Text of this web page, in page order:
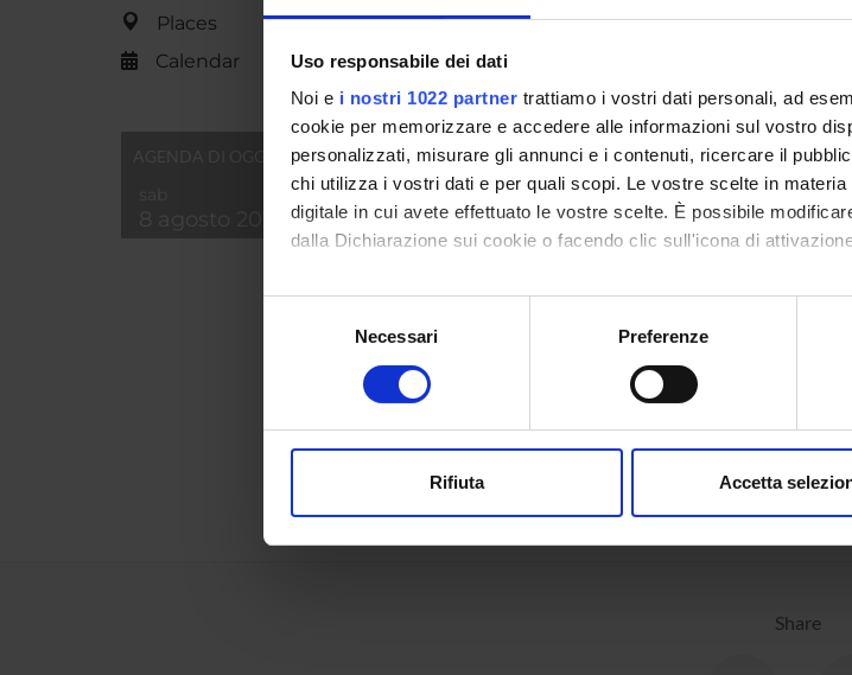
Uso responsabile dei dati
Noi e i nostri 1022 partner trattiamo i vostri dati personali, ad
cookie per memorizzare e accedere alle informazioni sul vostro
personalizzati, misurare gli annunci e i contenuti, ricercare il
chi utilizza i vostri dati e per quali scopi. Le vostre scelte in
digitale in cui avete effettuato le vostre scelte. È possibile
dalla Dichiarazione sui cookie o facendo clic sull'icona di
Con il tuo consenso, vorremmo anche:
raccogliere informazioni sulla tua posizione geografica,
digitali).
modificare o ritirare il tuo consenso in qualsiasi momento dalla
Necessari Preferenze
Rifiuta Accetta
Places
Calendar
PROJECT PARTICIPANTS
Patrizia Basso Full Professor
RESEARCH AREAS INVOLVED IN THE PROJECT
Scienze dell'antichità
Share